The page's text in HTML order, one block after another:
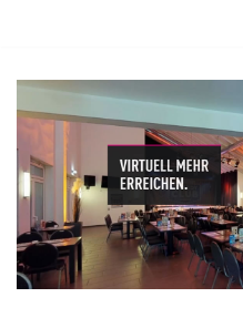
Inhalt
springen